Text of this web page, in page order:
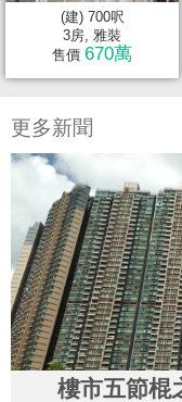
(建) 700呎
3房, 雅裝
售價 670萬
更多新聞
樓市五節棍